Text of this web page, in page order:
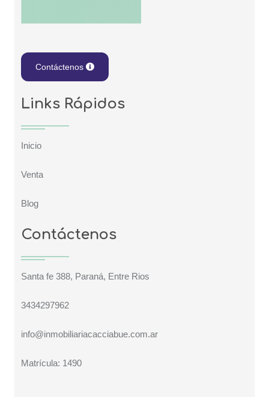
Contáctenos
Links Rápidos
Inicio
Venta
Blog
Contáctenos
Santa fe 388, Paraná, Entre Rios
3434297962
info@inmobiliariacacciabue.com.ar
Matrícula: 1490